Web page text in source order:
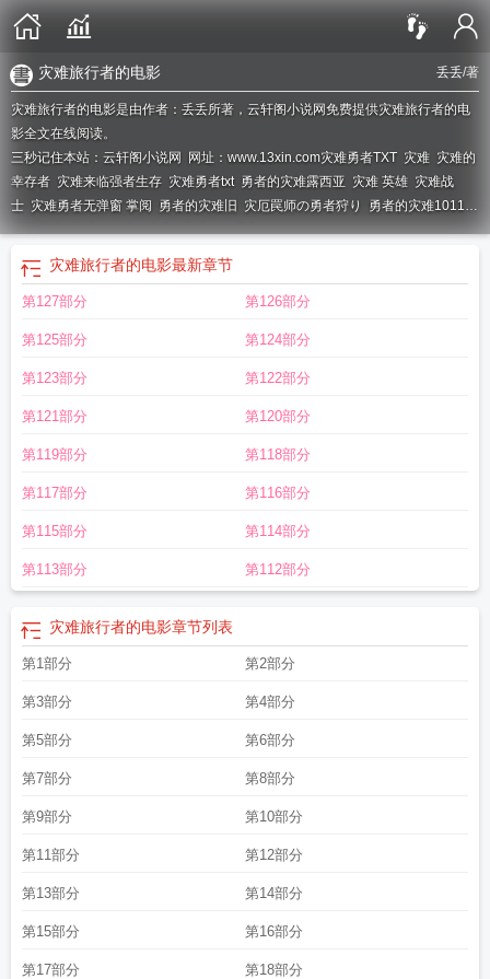
丢丢/著
灾难旅行者的电影
灾难旅行者的电影是由作者：丢丢所著，云轩阁小说网免费提供灾难旅行者的电
影全文在线阅读。
三秒记住本站：云轩阁小说网 网址：www.13xin.com灾难勇者TXT 灾难 灾难的
幸存者 灾难来临强者生存 灾难勇者txt 勇者的灾难露西亚 灾难 英雄 灾难战
士 灾难勇者无弹窗 掌阅 勇者的灾难旧 灾厄罠师の勇者狩り 勇者的灾难1011勇
者的灾难灾难旅行者的电影灾难中的勇气
灾难旅行者的电影最新章节
第127部分 第126部分
第125部分 第124部分
第123部分 第122部分
第121部分 第120部分
第119部分 第118部分
第117部分 第116部分
第115部分 第114部分
第113部分 第112部分
灾难旅行者的电影章节列表
第1部分 第2部分
第3部分 第4部分
第5部分 第6部分
第7部分 第8部分
第9部分 第10部分
第11部分 第12部分
第13部分 第14部分
第15部分 第16部分
第17部分 第18部分